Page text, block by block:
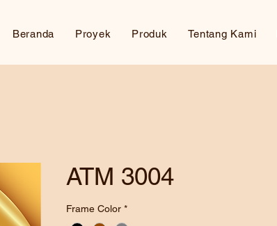
Beranda Proyek Produk Tentang Kami
ATM 3004
Frame Color *